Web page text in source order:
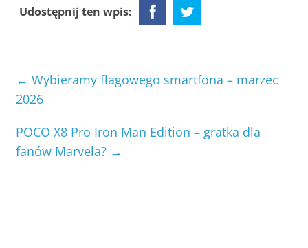
Udostępnij ten wpis:
← Wybieramy flagowego smartfona – marzec
2026
POCO X8 Pro Iron Man Edition – gratka dla
fanów Marvela? →